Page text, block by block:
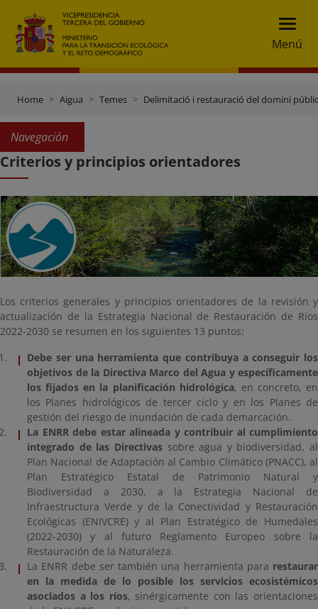
Menú
Home Aigua Temes Delimitació i restauració del domini
Navegación
Criterios y principios orientadores
Los criterios generales y principios orientadores de la revisión y
actualización de la Estrategia Nacional de Restauración de Ríos
2022-2030 se resumen en los siguientes 13 puntos:
Debe ser una herramienta que contribuya a conseguir los
objetivos de la Directiva Marco del Agua y específicamente
los fijados en la planificación hidrológica, en concreto, en
los Planes hidrológicos de tercer ciclo y en los Planes de
gestión del riesgo de inundación de cada demarcación.
La ENRR debe estar alineada y contribuir al cumplimiento
integrado de las Directivassobre agua y biodiversidad, al
Plan Nacional de Adaptación al Cambio Climático (PNACC), al
Plan Estratégico Estatal de Patrimonio Natural y
Biodiversidad a 2030, a la Estrategia Nacional de
Infraestructura Verde y de la Conectividad y Restauración
Ecológicas (ENIVCRE) y al Plan Estratégico de Humedales
(2022-2030) y al futuro Reglamento Europeo sobre la
Restauración de la Naturaleza.
La ENRR debe ser también una herramienta para restaurar
en la medida de lo posible los servicios ecosistémicos
asociados a los ríos, sinérgicamente con las orientaciones